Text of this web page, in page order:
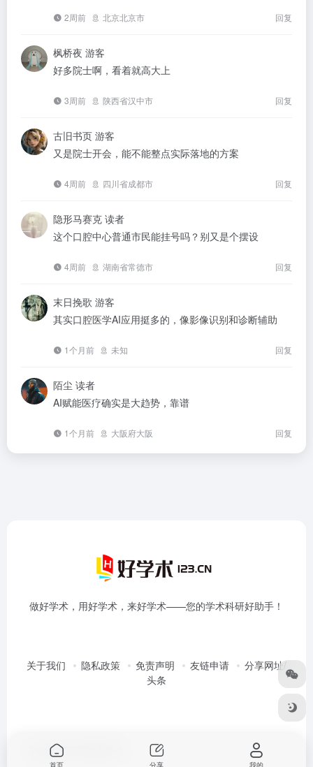
2周前 北京北京市 回复
枫桥夜 游客
好多院士啊，看着就高大上
3周前 陕西省汉中市 回复
古旧书页 游客
又是院士开会，能不能整点实际落地的方案
4周前 四川省成都市 回复
隐形马赛克 读者
这个口腔中心普通市民能挂号吗？别又是个摆设
4周前 湖南省常德市 回复
末日挽歌 游客
其实口腔医学AI应用挺多的，像影像识别和诊断辅助
1个月前 未知 回复
陌尘 读者
AI赋能医疗确实是大趋势，靠谱
1个月前 大阪府大阪 回复
做好学术，用好学术，来好学术——您的学术科研好助手！
关于我们 隐私政策 免责声明 友链申请
分享网址/
头条
Copyright © 2026
首页 分享 我的